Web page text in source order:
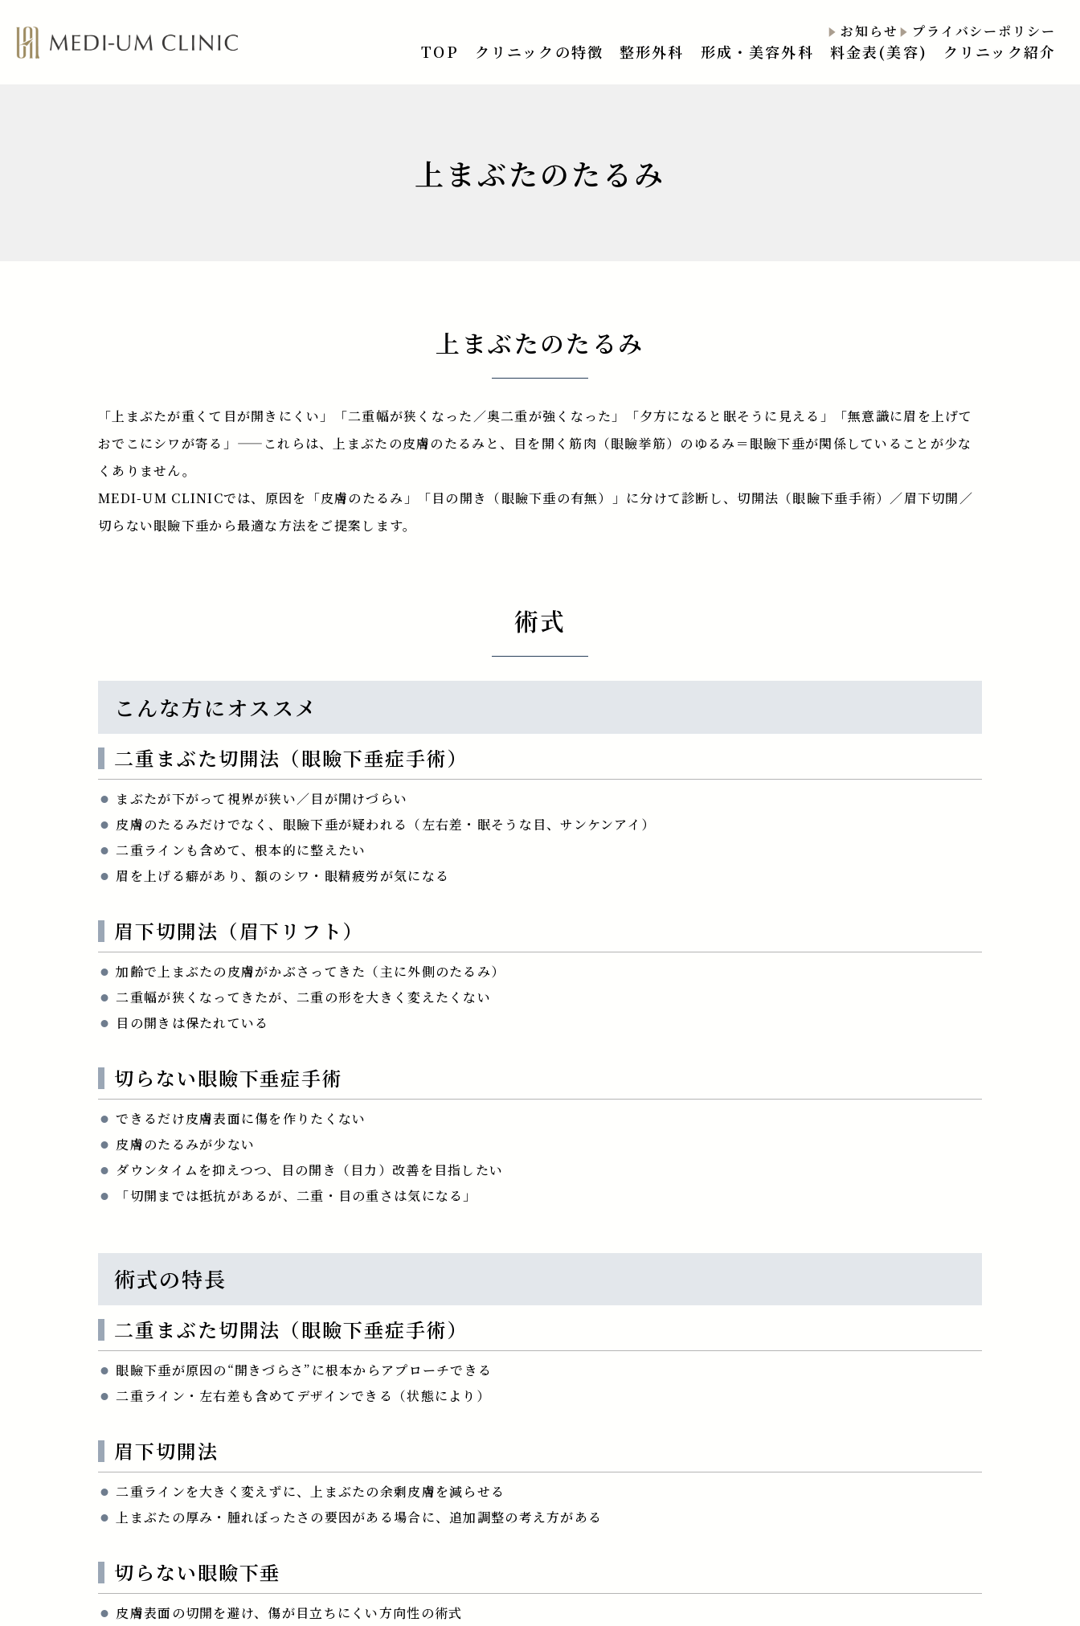
MEDI-UM CLINIC お知らせ プライバシーポリシー
TOP クリニックの特徴 整形外科 形成・美容外科 料金表(美容) クリニック紹介
上まぶたのたるみ
上まぶたのたるみ
「上まぶたが重くて目が開きにくい」「二重幅が狭くなった／奥二重が強くなった」「夕方になると眠そうに見える」「無意識に眉を上げて
おでこにシワが寄る」——これらは、上まぶたの皮膚のたるみと、目を開く筋肉（眼瞼挙筋）のゆるみ＝眼瞼下垂が関係していることが少な
くありません。
MEDI-UM CLINICでは、原因を「皮膚のたるみ」「目の開き（眼瞼下垂の有無）」に分けて診断し、切開法（眼瞼下垂手術）／眉下切開／
切らない眼瞼下垂から最適な方法をご提案します。
術式
こんな方にオススメ
二重まぶた切開法（眼瞼下垂症手術）
まぶたが下がって視界が狭い／目が開けづらい
皮膚のたるみだけでなく、眼瞼下垂が疑われる（左右差・眠そうな目、サンケンアイ）
二重ラインも含めて、根本的に整えたい
眉を上げる癖があり、額のシワ・眼精疲労が気になる
眉下切開法（眉下リフト）
加齢で上まぶたの皮膚がかぶさってきた（主に外側のたるみ）
二重幅が狭くなってきたが、二重の形を大きく変えたくない
目の開きは保たれている
切らない眼瞼下垂症手術
できるだけ皮膚表面に傷を作りたくない
皮膚のたるみが少ない
ダウンタイムを抑えつつ、目の開き（目力）改善を目指したい
「切開までは抵抗があるが、二重・目の重さは気になる」
術式の特長
二重まぶた切開法（眼瞼下垂症手術）
眼瞼下垂が原因の“開きづらさ”に根本からアプローチできる
二重ライン・左右差も含めてデザインできる（状態により）
眉下切開法
二重ラインを大きく変えずに、上まぶたの余剰皮膚を減らせる
上まぶたの厚み・腫れぼったさの要因がある場合に、追加調整の考え方がある
切らない眼瞼下垂
皮膚表面の切開を避け、傷が目立ちにくい方向性の術式